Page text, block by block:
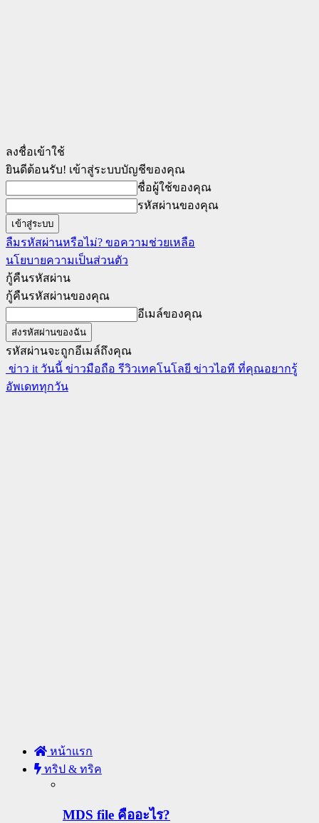
ลงชื่อเข้าใช้
ยินดีต้อนรับ! เข้าสู่ระบบบัญชีของคุณ
ชื่อผู้ใช้ของคุณ
รหัสผ่านของคุณ
ลืมรหัสผ่านหรือไม่? ขอความช่วยเหลือ
นโยบายความเป็นส่วนตัว
กู้คืนรหัสผ่าน
กู้คืนรหัสผ่านของคุณ
อีเมล์ของคุณ
รหัสผ่านจะถูกอีเมล์ถึงคุณ
ข่าว it วันนี้ ข่าวมือถือ รีวิวเทคโนโลยี ข่าวไอที ที่คุณอยากรู้
อัพเดททุกวัน
หน้าแรก
ทริป & ทริค
MDS file คืออะไร?